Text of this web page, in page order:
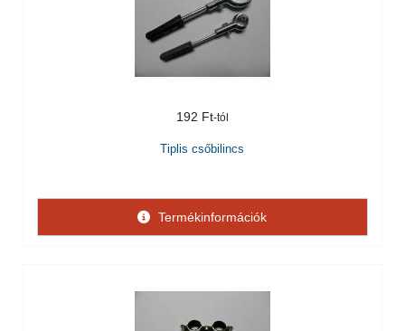
192 Ft
Tiplis csőbilincs
Termékinformációk